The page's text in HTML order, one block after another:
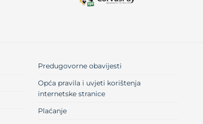
Predugovorne obavijesti
Opća pravila i uvjeti korištenja
internetske stranice
Plaćanje